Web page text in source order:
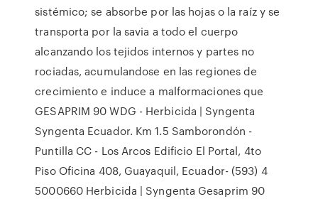
sistémico; se absorbe por las hojas o la raíz y se
transporta por la savia a todo el cuerpo
alcanzando los tejidos internos y partes no
rociadas, acumulandose en las regiones de
crecimiento e induce a malformaciones que
GESAPRIM 90 WDG - Herbicida | Syngenta
Syngenta Ecuador. Km 1.5 Samborondón -
Puntilla CC - Los Arcos Edificio El Portal, 4to
Piso Oficina 408, Guayaquil, Ecuador- (593) 4
5000660 Herbicida | Syngenta Gesaprim 90